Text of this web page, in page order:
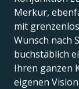
Merkur,
mit
Wunsch nach
buchstäblich
Ihren ganzen
eigenen Vision.